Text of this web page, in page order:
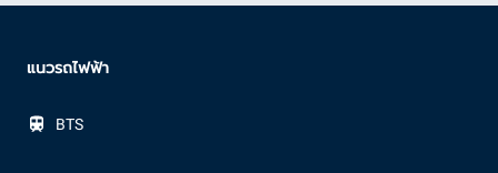
แนวรถไฟฟ้า
BTS